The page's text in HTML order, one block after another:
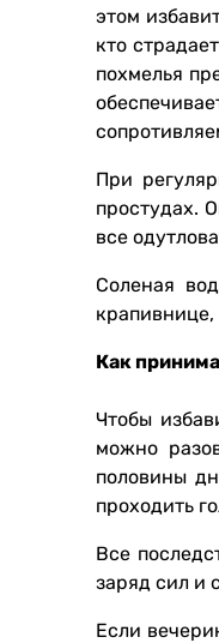
этом
кто
похмелья
При
простудах.
все
Соленая
крапивнице,
Как
Чтобы
можно
половины
проходить
Все
заряд сил и
Если